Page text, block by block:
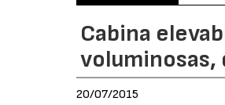
Cabina
voluminosas,
20/07/2015